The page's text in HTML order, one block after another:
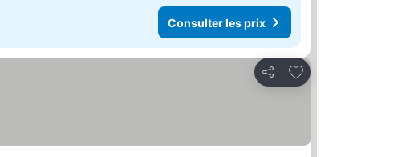
Consulter les prix
Partager
Ajouter à mes favoris